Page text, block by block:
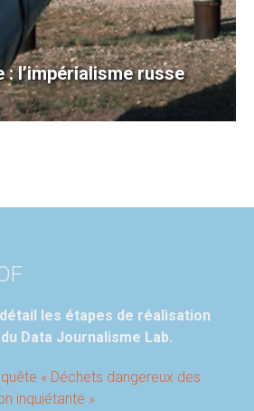
: l’impérialisme russe
les étapes de réalisation
Data Journalisme Lab.
« Déchets dangereux des
inquiétante »